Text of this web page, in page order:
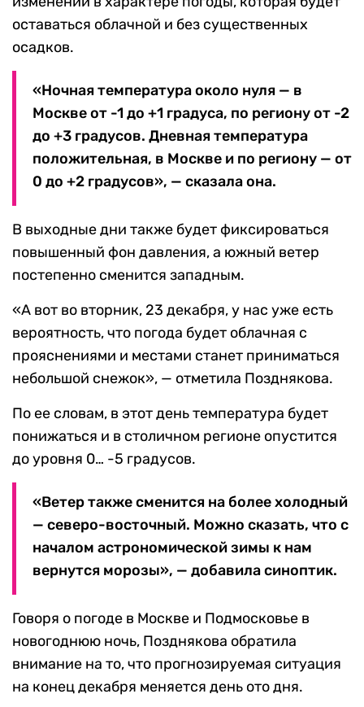
оставаться облачной и без существенных
осадков.
«Ночная температура около нуля — в
Москве от -1 до +1 градуса, по региону от -2
до +3 градусов. Дневная температура
положительная, в Москве и по региону — от
0 до +2 градусов», — сказала она.
В выходные дни также будет фиксироваться
повышенный фон давления, а южный ветер
постепенно сменится западным.
«А вот во вторник, 23 декабря, у нас уже есть
вероятность, что погода будет облачная с
прояснениями и местами станет приниматься
небольшой снежок», — отметила Позднякова.
По ее словам, в этот день температура будет
понижаться и в столичном регионе опустится
до уровня 0… -5 градусов.
«Ветер также сменится на более холодный
— северо-восточный. Можно сказать, что с
началом астрономической зимы к нам
вернутся морозы», — добавила синоптик.
Говоря о погоде в Москве и Подмосковье в
новогоднюю ночь, Позднякова обратила
внимание на то, что прогнозируемая ситуация
на конец декабря меняется день ото дня.